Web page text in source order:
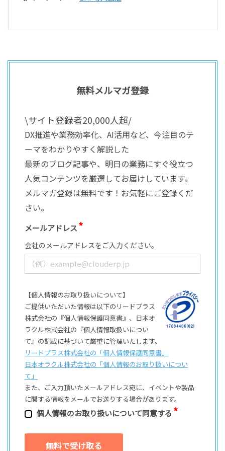
無料メルマガ登録
\サイト登録者20,000人超/
DX推進や業務効率化、AI活用など、今注目のテ
ーマをわかりやすく解説した
最新のブログ記事や、明日の業務にすぐ役立つ
人気コンテンツを厳選してお届けしています。
メルマガ登録は無料です！お気軽にご登録くだ
さい。
メールアドレス
会社のメールアドレスをご入力ください。
【個人情報のお取り扱いについて】
ご提供いただいた情報は以下のリードプラス
株式会社の『個人情報保護同意書』、日本オ
ラクル株式会社の『個人情報取扱いについ
て』の記載に基づいて厳重に管理いたします。
リードプラス株式会社の「個⼈情報保護同意書」
日本オラクル株式会社の「個⼈情報のお取り扱いについ
て」
また、ご⼊⼒頂いたメールアドレス宛に、イベントや製品
に関する情報をメールでお送りする場合があります。
個⼈情報のお取り扱いについて同意する